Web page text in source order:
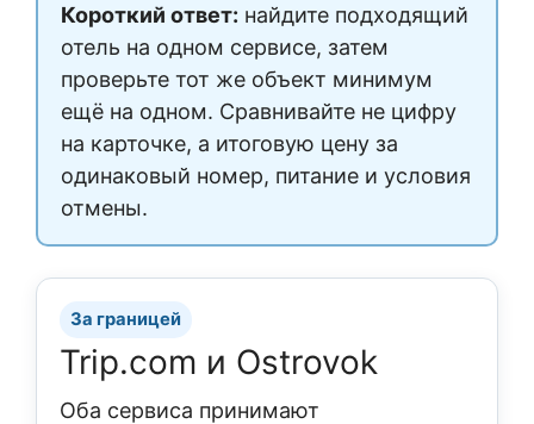
Короткий ответ: найдите подходящий
отель на одном сервисе, затем
проверьте тот же объект минимум
ещё на одном. Сравнивайте не цифру
на карточке, а итоговую цену за
одинаковый номер, питание и условия
отмены.
За границей
Trip.com и Ostrovok
Оба сервиса принимают